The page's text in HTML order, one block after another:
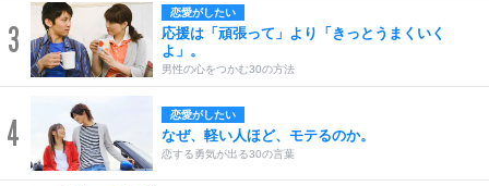
3
恋愛がしたい
応援は「頑張って」より「きっとうまくいく
よ」。
男性の心をつかむ30の方法
4 恋愛がしたい
なぜ、軽い人ほど、モテるのか。
恋する勇気が出る30の言葉